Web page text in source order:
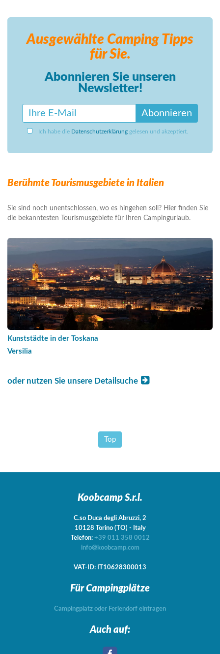
Ausgewählte Camping Tipps
für Sie.
Abonnieren Sie unseren
Newsletter!
Abonnieren
Ich habe die Datenschutzerklärung gelesen und akzeptiert.
Berühmte Tourismusgebiete in Italien
Sie sind noch unentschlossen, wo es hingehen soll? Hier finden Sie
die bekanntesten Tourismusgebiete für Ihren Campingurlaub.
Kunststädte in der Toskana
Versilia
oder nutzen Sie unsere Detailsuche
Top
Koobcamp S.r.l.
C.so Duca degli Abruzzi, 2
10128 Torino (TO) - Italy
Telefon: +39 011 358 0012
info@koobcamp.com
VAT-ID: IT10628300013
Für Campingplätze
Campingplatz oder Feriendorf eintragen
Auch auf: